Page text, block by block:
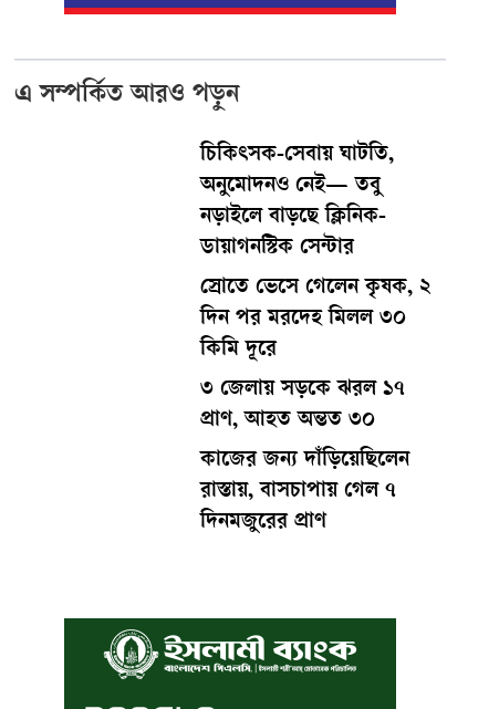
এ সম্পর্কিত আরও পড়ুন
চিকিৎসক-সেবায় ঘাটতি,
অনুমোদনও নেই— তবু
নড়াইলে বাড়ছে ক্লিনিক-
ডায়াগনস্টিক সেন্টার
স্রোতে ভেসে গেলেন কৃষক, ২
দিন পর মরদেহ মিলল ৩০
কিমি দূরে
৩ জেলায় সড়কে ঝরল ১৭
প্রাণ, আহত অন্তত ৩০
কাজের জন্য দাঁড়িয়েছিলেন
রাস্তায়, বাসচাপায় গেল ৭
দিনমজুরের প্রাণ